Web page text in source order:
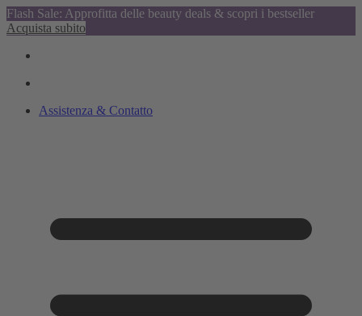
Flash Sale: Approfitta delle beauty deals & scopri i bestseller
Acquista subito
Assistenza & Contatto